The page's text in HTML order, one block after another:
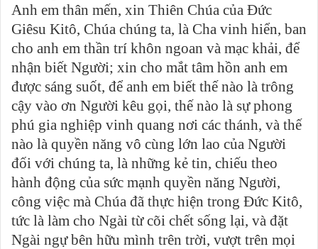
Anh em thân mến, xin Thiên Chúa của Đức
Giêsu Kitô, Chúa chúng ta, là Cha vinh hiển, ban
cho anh em thần trí khôn ngoan và mạc khải, để
nhận biết Người; xin cho mắt tâm hồn anh em
được sáng suốt, để anh em biết thế nào là trông
cậy vào ơn Người kêu gọi, thế nào là sự phong
phú gia nghiệp vinh quang nơi các thánh, và thế
nào là quyền năng vô cùng lớn lao của Người
đối với chúng ta, là những kẻ tin, chiếu theo
hành động của sức mạnh quyền năng Người,
công việc mà Chúa đã thực hiện trong Đức Kitô,
tức là làm cho Ngài từ cõi chết sống lại, và đặt
Ngài ngự bên hữu mình trên trời, vượt trên mọi